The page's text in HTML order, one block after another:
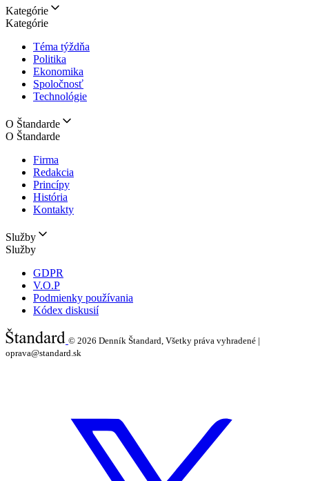
Kategórie
Kategórie
Téma týždňa
Politika
Ekonomika
Spoločnosť
Technológie
O Štandarde
O Štandarde
Firma
Redakcia
Princípy
História
Kontakty
Služby
Služby
GDPR
V.O.P
Podmienky používania
Kódex diskusií
© 2026 Denník Štandard, Všetky práva vyhradené |
oprava@standard.sk